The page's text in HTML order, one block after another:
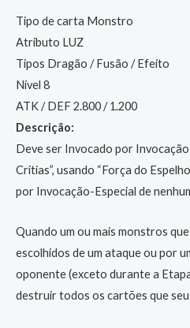
Tipo de carta Monstro
Atributo LUZ
Tipos Dragão / Fusão / Efeito
Nível 8
ATK / DEF 2.800 / 1.200
Descrição:
Deve ser Invocado por
Critias”, usando “Força do
por Invocação-Especial de
Quando um ou mais monstros
escolhidos de um ataque ou por
oponente (exceto durante a
destruir todos os cartões que